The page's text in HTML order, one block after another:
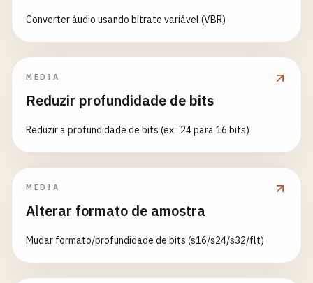
Converter áudio usando bitrate variável (VBR)
MEDIA
Reduzir profundidade de bits
Reduzir a profundidade de bits (ex.: 24 para 16 bits)
MEDIA
Alterar formato de amostra
Mudar formato/profundidade de bits (s16/s24/s32/flt)